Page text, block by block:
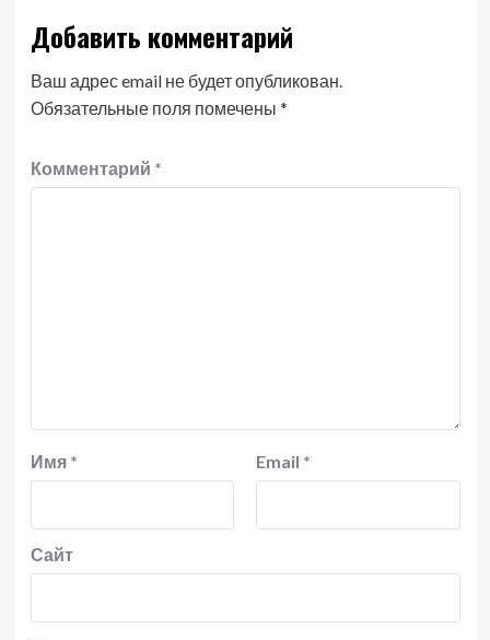
Добавить комментарий
Ваш адрес email не будет опубликован.
Обязательные поля помечены *
Комментарий *
Имя * Email *
Сайт